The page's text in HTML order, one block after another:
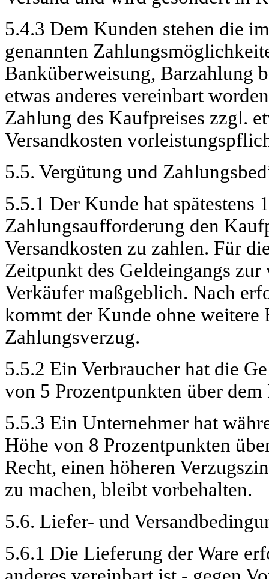
5.4.3 Dem Kunden stehen die
genannten
Banküberweisung, Barzahlung
etwas anderes vereinbart
Zahlung des Kaufpreises zzgl.
Versandkosten
5.5. Vergütung und
5.5.1 Der Kunde hat spätestens
Zahlungsaufforderung den
Versandkosten zu zahlen. Für
Zeitpunkt des Geldeingangs
Verkäufer maßgeblich. Nach
kommt der Kunde ohne weitere
Zahlungsverzug.
5.5.2 Ein Verbraucher hat die
von 5 Prozentpunkten über
5.5.3 Ein Unternehmer hat
Höhe von 8 Prozentpunkten
Recht, einen höheren
zu machen, bleibt vorbehalten.
5.6. Liefer- und
5.6.1 Die Lieferung der Ware